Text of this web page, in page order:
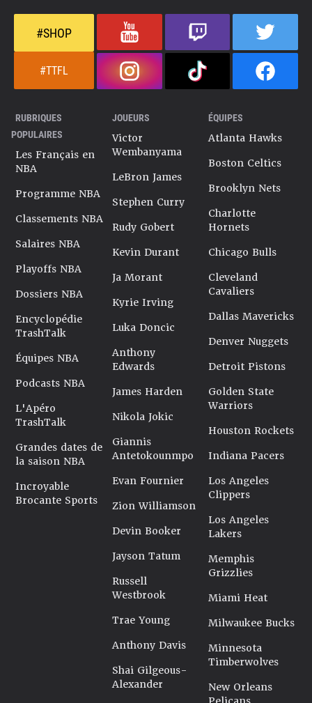
#SHOP
#TTFL
RUBRIQUES
POPULAIRES
Les Français en
NBA
Programme NBA
Classements NBA
Salaires NBA
Playoffs NBA
Dossiers NBA
Encyclopédie
TrashTalk
Équipes NBA
Podcasts NBA
L'Apéro
TrashTalk
Grandes dates de
la saison NBA
Incroyable
Brocante Sports
JOUEURS
Victor
Wembanyama
LeBron James
Stephen Curry
Rudy Gobert
Kevin Durant
Ja Morant
Kyrie Irving
Luka Doncic
Anthony
Edwards
James Harden
Nikola Jokic
Giannis
Antetokounmpo
Evan Fournier
Zion Williamson
Devin Booker
Jayson Tatum
Russell
Westbrook
Trae Young
Anthony Davis
Shai Gilgeous-
Alexander
ÉQUIPES
Atlanta Hawks
Boston Celtics
Brooklyn Nets
Charlotte
Hornets
Chicago Bulls
Cleveland
Cavaliers
Dallas Mavericks
Denver Nuggets
Detroit Pistons
Golden State
Warriors
Houston Rockets
Indiana Pacers
Los Angeles
Clippers
Los Angeles
Lakers
Memphis
Grizzlies
Miami Heat
Milwaukee Bucks
Minnesota
Timberwolves
New Orleans